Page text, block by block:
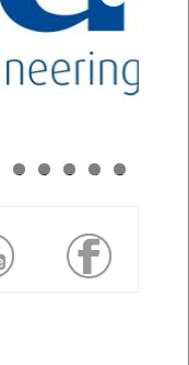
1 2 3 4 5